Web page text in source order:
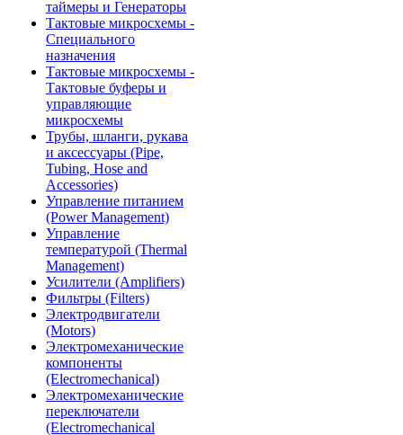
таймеры и Генераторы
Тактовые микросхемы -
Специального
назначения
Тактовые микросхемы -
Тактовые буферы и
управляющие
микросхемы
Трубы, шланги, рукава
и аксессуары (Pipe,
Tubing, Hose and
Accessories)
Управление питанием
(Power Management)
Управление
температурой (Thermal
Management)
Усилители (Amplifiers)
Фильтры (Filters)
Электродвигатели
(Motors)
Электромеханические
компоненты
(Electromechanical)
Электромеханические
переключатели
(Electromechanical